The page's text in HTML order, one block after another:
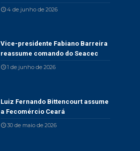
4 de junho de 2026
Vice-presidente Fabiano Barreira
reassume comando do Seacec
1 de junho de 2026
Luiz Fernando Bittencourt assume
a Fecomércio Ceará
30 de maio de 2026